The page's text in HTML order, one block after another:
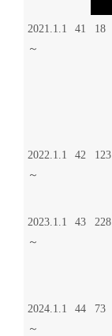
2021.1.1
～
41 18
2022.1.1
～
42 123
2023.1.1
～
43 228
2024.1.1
～
44 73